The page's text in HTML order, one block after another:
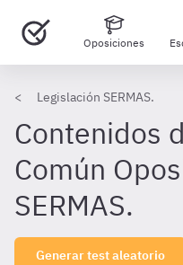
Oposiciones
Legislación SERMAS.
Contenidos
Común
SERMAS.
Generar test aleatorio